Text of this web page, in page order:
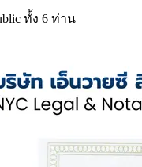
ทั้ง 6 ท่าน